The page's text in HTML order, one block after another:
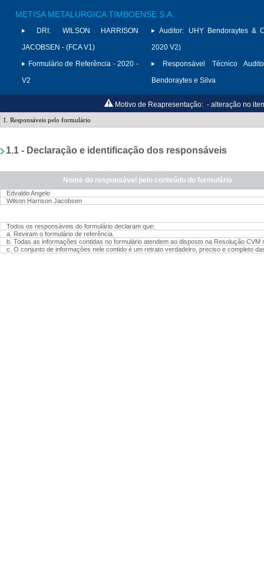
METISA METALURGICA TIMBOENSE S.A.
DRI:
WILSON HARRISON
JACOBSEN - (FCA V1)
Formulário de Referência - 2020 -
V2
Auditor:
UHY Bendoraytes &
2020 V2)
Responsável Técnico
Bendoraytes e Silva
Motivo de Reapresentação: - alteração no